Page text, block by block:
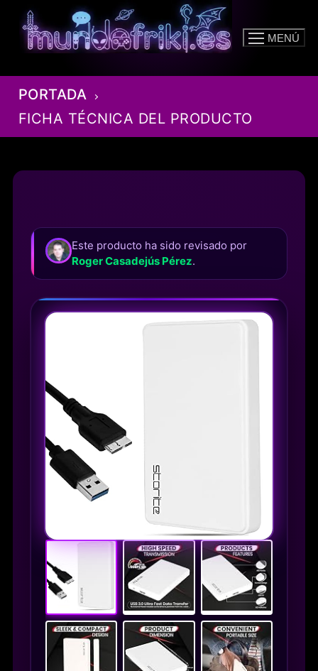
contenido
MENÚ
PORTADA
FICHA TÉCNICA DEL PRODUCTO
Este producto ha sido revisado por
Roger Casadejús Pérez.